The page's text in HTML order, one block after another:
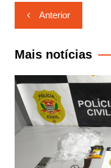
Navegação
de
Post
Anterior
Mais notícias